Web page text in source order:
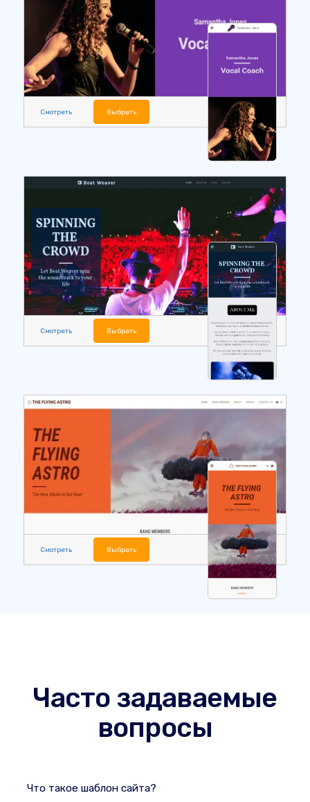
Смотреть Выбрать
Смотреть Выбрать
Смотреть Выбрать
Часто задаваемые
вопросы
Что такое шаблон сайта?